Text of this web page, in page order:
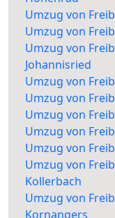
Umzug von
Umzug von
Umzug von
Johannisried
Umzug von
Umzug von
Umzug von
Umzug von
Umzug von
Umzug von
Kollerbach
Umzug von
Kornangers